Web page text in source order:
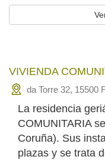
VIVIENDA
da Torre 32, 15500
La residencia
COMUNITARIA
Coruña). Sus
plazas y se trata